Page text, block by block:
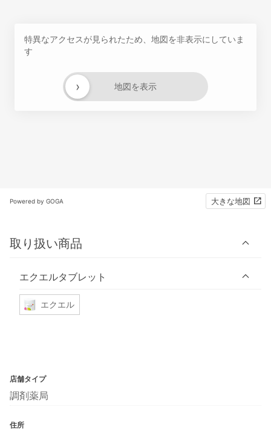
特異なアクセスが見られたため、地図を非表示にしていま
す
地図を表示
›
Powered by GOGA 大きな地図
取り扱い商品
エクエルタブレット
エクエル
店舗タイプ
調剤薬局
住所